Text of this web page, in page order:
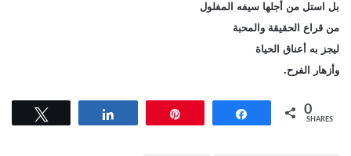
بل استل من أجلها سيفه المفلول
من قراع الحقيقة والمحبة
ليجز به أعناق الحياة
وأزهار الفرح.
Share 0
SHARES